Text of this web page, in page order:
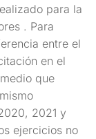
para la
. Para
entre el
en el
que
2021 y
ejercicios no